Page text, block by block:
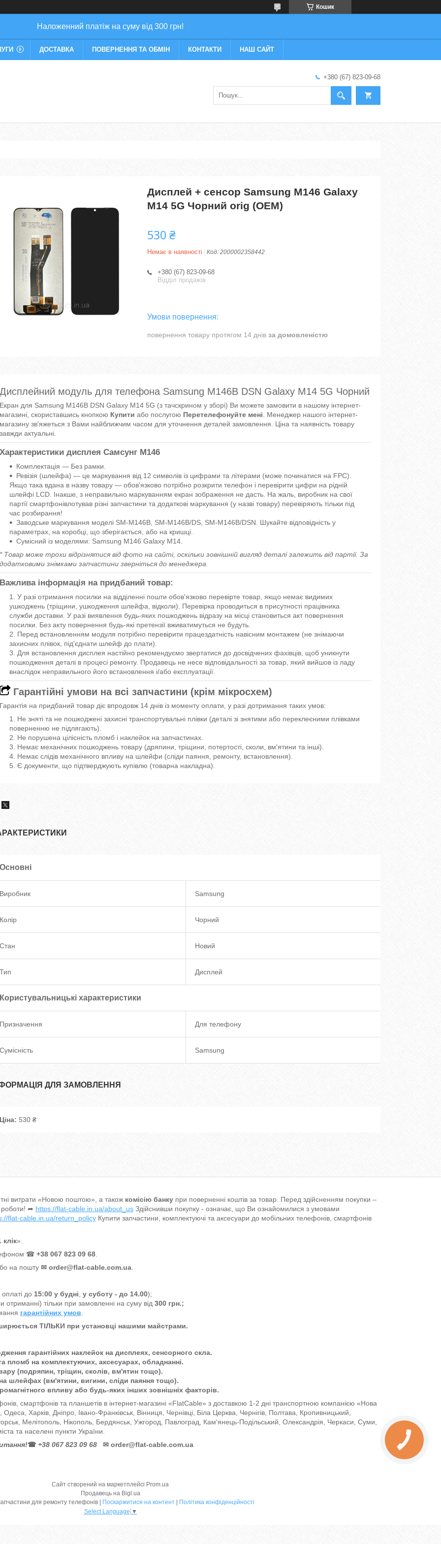
Кошик
Наложенний платіж на суму від 300 грн!
ДОСТАВКА ПОВЕРНЕННЯ ТА ОБМІН КОНТАКТИ НАШ САЙТ
+380 (67) 823-09-68
Дисплей + сенсор Samsung M146 Galaxy
M14 5G Чорний orig (OEM)
530 ₴
Немає в наявності Код: 2000002358442
+380 (67) 823-09-68
Відділ продажів
повернення товару протягом 14 днів за домовленістю
Дисплейний модуль для телефона Samsung M146B DSN Galaxy M14 5G Чорний
Екран для Samsung M146B DSN Galaxy M14 5G (з тачскрином у зборі) Ви можете замовити в нашому інтернет-
магазині, скориставшись кнопкою Купити або послугою Перетелефонуйте мені. Менеджер нашого інтернет-
магазину зв'яжеться з Вами найближчим часом для уточнення деталей замовлення. Ціна та наявність товару
завжди актуальні.
Характеристики дисплея Самсунг М146
Комплектація — Без рамки.
Ревізія (шлейфа) — це маркування від 12 символів із цифрами та літерами (може починатися на FPC).
Якщо така вдана в назву товару — обов'язково потрібно розкрити телефон і перевірити цифри на рідній
шлейфі LCD. Інакше, з неправильно маркуванням екран зображення не дасть. На жаль, виробник на свої
партії смартфонівлотував різні запчастини та додаткові маркування (у назві товару) перевіряють тільки під
час розбирання!
Заводське маркування моделі SM-M146B, SM-M146B/DS, SM-M146B/DSN. Шукайте відповідність у
параметрах, на коробці, що зберігається, або на кришці.
Сумісний із моделями: Samsung M146 Galaxy M14.
* Товар може трохи відрізнятися від фото на сайті, оскільки зовнішній вигляд деталі залежить від партії. За
додатковими знімками запчастини зверніться до менеджера.
Важлива інформація на придбаний товар:
У разі отримання посилки на відділенні пошти обов'язково перевірте товар, якщо немає видимих
ушкоджень (тріщини, ушкодження шлейфа, відколи). Перевірка проводиться в присутності працівника
служби доставки. У разі виявлення будь-яких пошкоджень відразу на місці становиться акт повернення
посилки. Без акту повернення будь-які претензії вживатимуться не будуть.
Перед встановленням модуля потрібно перевірити працездатність навісним монтажем (не знімаючи
захисних плівок, під'єднати шлейф до плати).
Для встановлення дисплея настійно рекомендуємо звертатися до досвідчених фахівців, щоб уникнути
пошкодження деталі в процесі ремонту. Продавець не несе відповідальності за товар, який вийшов із ладу
внаслідок неправильного його встановлення і/або експлуатації.
Гарантійні умови на всі запчастини (крім мікросхем)
Гарантія на придбаний товар діє впродовж 14 днів із моменту оплати, у разі дотримання таких умов:
Не зняті та не пошкоджені захисні транспортувальні плівки (деталі зі знятими або переклеєними плівками
поверненню не підлягають).
Не порушена цілісність пломб і наклейок на запчастинах.
Немає механічних пошкоджень товару (дряпини, тріщини, потертості, сколи, вм'ятини та інші).
Немає слідів механічного впливу на шлейфи (сліди паяння, ремонту, встановлення).
Є документи, що підтверджують купівлю (товарна накладна).
Основні
Виробник Samsung
Колір Чорний
Стан Новий
Тип Дисплей
Користувальницькі характеристики
Призначення Для телефону
Сумісність Samsung
ДЛЯ ЗАМОВЛЕННЯ
Ціна: 530 ₴
витрати «Новою поштою», а також комісію банку при поверненні коштів за товар. Перед здійсненням покупки –
роботи! ➦ https://flat-cable.in.ua/about_us Здійснивши покупку - означає, що Ви ознайомилися з умовами
flat-cable.in.ua/return_policy Купити запчастини, комплектуючі та аксесуари до мобільних телефонів, смартфонів
».
☎ +38 067 823 09 68.
на пошту ✉ order@flat-cable.com.ua.
до 15:00 у будні, у суботу - до 14.00);
отриманні) тільки при замовленні на суму від 300 грн.;
гарантійних умов.
ТІЛЬКИ при установці нашими майстрами.
гарантійних наклейок на дисплеях, сенсорного скла.
пломб на комплектуючих, аксесуарах, обладнанні.
(подряпин, тріщин, сколів, вм'ятин тощо).
на шлейфах (вм'ятини, вигини, сліди паяння тощо).
впливу або будь-яких інших зовнішніх факторів.
смартфонів та планшетів в інтернет-магазині «FlatCable» з доставкою 1-2 дні транспортною компанією «Нова
Одеса, Харків, Дніпро, Івано-Франківськ, Вінниця, Чернівці, Біла Церква, Чернігів, Полтава, Кропивницький,
Мелітополь, Нікополь, Бердянськ, Ужгород, Павлоград, Кам'янець-Подільський, Олександрія, Черкаси, Суми,
та населені пункти України.
☎ +38 067 823 09 68 ✉ order@flat-cable.com.ua
Сайт створений на маркетплейсі Prom.ua
Продавець на Bigl.ua
Поскаржитися на контент
Політика конфіденційності
Select Language ▼